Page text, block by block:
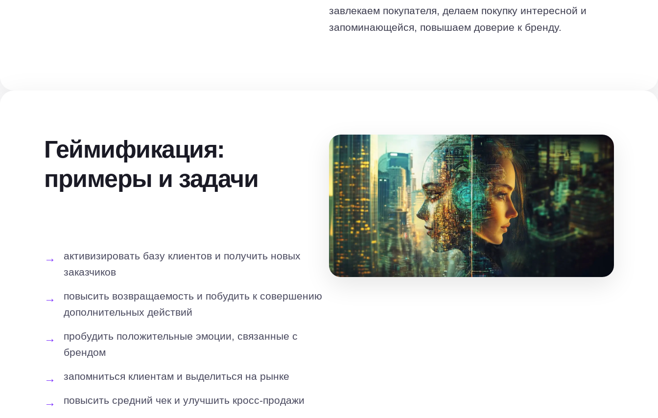
завлекаем покупателя, делаем покупку интересной и
запоминающейся, повышаем доверие к бренду.
Геймификация:
примеры и задачи
активизировать базу клиентов и получить новых
заказчиков
повысить возвращаемость и побудить к совершению
дополнительных действий
пробудить положительные эмоции, связанные с
брендом
запомниться клиентам и выделиться на рынке
повысить средний чек и улучшить кросс-продажи